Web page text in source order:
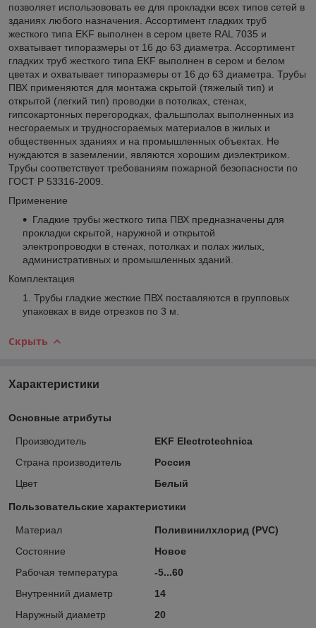
позволяет использововать ее для прокладки всех типов сетей в
зданиях любого назначения. Ассортимент гладких труб
жесткого типа EKF выполнен в сером цвете RAL 7035 и
охватывает типоразмеры от 16 до 63 диаметра. Ассортимент
гладких труб жесткого типа EKF выполнен в сером и белом
цветах и охватывает типоразмеры от 16 до 63 диаметра. Трубы
ПВХ применяются для монтажа скрытой (тяжелый тип) и
открытой (легкий тип) проводки в потолках, стенах,
гипсокартонных перегородках, фальшполах выполненных из
несгораемых и трудносгораемых материалов в жилых и
общественных зданиях и на промышленных объектах. Не
нуждаются в заземлении, являются хорошим диэлектриком.
Трубы соответствует требованиям пожарной безопасности по
ГОСТ Р 53316-2009.
Применение
Гладкие трубы жесткого типа ПВХ предназначены для
прокладки скрытой, наружной и открытой
электропроводки в стенах, потолках и полах жилых,
административных и промышленных зданий.
Комплектация
Трубы гладкие жесткие ПВХ поставляются в групповых
упаковках в виде отрезков по 3 м.
Скрыть
Характеристики
Основные атрибуты
Производитель
EKF Electrotechnica
Страна производитель
Россия
Цвет
Белый
Пользовательские характеристики
Материал
Поливинилхлорид (PVC)
Состояние
Новое
Рабочая температура
-5...60
Внутренний диаметр
14
Наружный диаметр
20